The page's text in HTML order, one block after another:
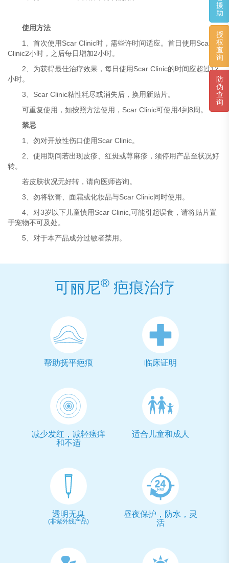
使用方法
1、首次使用Scar Clinic时，需些许时间适应。首日使用Scar
Clinic2小时，之后每日增加2小时。
2、为获得最佳治疗效果，每日使用Scar Clinic的时间应超过12
小时。
3、Scar Clinic粘性粍尽或消失后，换用新贴片。
可重复使用，如按照方法使用，Scar Clinic可使用4到8周。
禁忌
1、勿对开放性伤口使用Scar Clinic。
2、使用期间若出现皮疹、红斑或荨麻疹，须停用产品至状况好
转。
若皮肤状况无好转，请向医师咨询。
3、勿将软膏、面霜或化妆品与Scar Clinic同时使用。
4、对3岁以下儿童慎用Scar Clinic,可能引起误食，请将贴片置
于宠物不可及处。
5、对于本产品成分过敏者禁用。
可丽尼®疤痕治疗
帮助抚平疤痕 临床证明
减少发红，减轻瘙痒
和不适
适合儿童和成人
透明无臭
(非紫外线产品)
昼夜保护，防水，灵
活
援
助
授
权
查
询
防
伪
查
询